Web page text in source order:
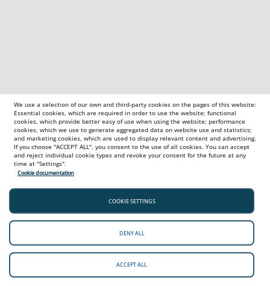
We use a selection of our own and third-party cookies on the pages of this website:
Essential cookies, which are required in order to use the website; functional
cookies, which provide better easy of use when using the website; performance
cookies, which we use to generate aggregated data on website use and statistics;
and marketing cookies, which are used to display relevant content and advertising.
If you choose "ACCEPT ALL", you consent to the use of all cookies. You can accept
and reject individual cookie types and revoke your consent for the future at any
time at "Settings".
Cookie documentation
COOKIE SETTINGS
DENY ALL
ACCEPT ALL